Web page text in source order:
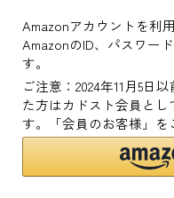
Amazonアカウントを利
AmazonのID、パスワー
す。
ご注意：2024年11月5日
た方はカドスト会員と
す。「会員のお客様」を